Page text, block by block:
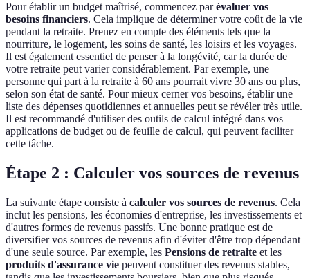
Pour établir un budget maîtrisé, commencez parévaluer vos
besoins financiers. Cela implique de déterminer votre coût de la vie
pendant la retraite. Prenez en compte des éléments tels que la
nourriture, le logement, les soins de santé, les loisirs et les voyages.
Il est également essentiel de penser à la longévité, car la durée de
votre retraite peut varier considérablement. Par exemple, une
personne qui part à la retraite à 60 ans pourrait vivre 30 ans ou plus,
selon son état de santé. Pour mieux cerner vos besoins, établir une
liste des dépenses quotidiennes et annuelles peut se révéler très utile.
Il est recommandé d'utiliser des outils de calcul intégré dans vos
applications de budget ou de feuille de calcul, qui peuvent faciliter
cette tâche.
Étape 2 : Calculer vos sources de revenus
La suivante étape consiste à calculer vos sources de revenus. Cela
inclut les pensions, les économies d'entreprise, les investissements et
d'autres formes de revenus passifs. Une bonne pratique est de
diversifier vos sources de revenus afin d'éviter d'être trop dépendant
d'une seule source. Par exemple, les Pensions de retraite et les
produits d'assurance vie peuvent constituer des revenus stables,